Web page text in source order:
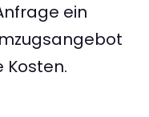
ein